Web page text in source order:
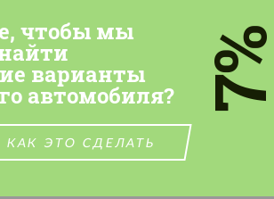
чтобы мы
варианты
автомобиля?
КАК ЭТО СДЕЛАТЬ